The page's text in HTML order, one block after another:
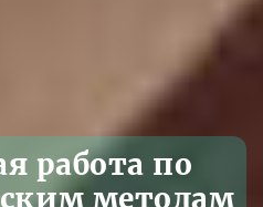
работа по
методам